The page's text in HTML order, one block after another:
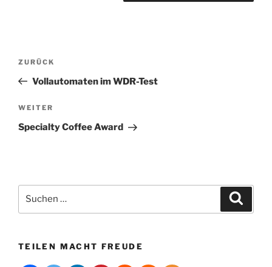
e
r
a
t
:
Beitragsnavigation
Vorheriger
Beitrag
ZURÜCK
Vollautomaten im WDR-Test
Nächster
Beitrag
WEITER
Specialty Coffee Award
nach:
TEILEN MACHT FREUDE